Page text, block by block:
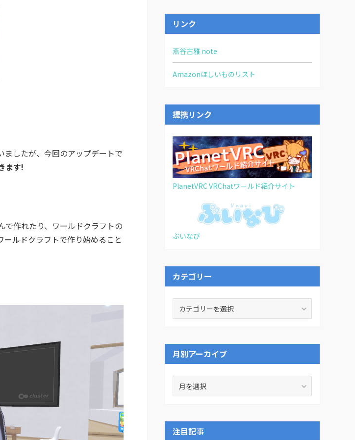
ましたが、今回のアップデートで
ます!
で作れたり、ワールドクラフトの
ルドクラフトで作り始めること
リンク
燕谷古雅 note
Amazonほしいものリスト
提携リンク
PlanetVRC VRChatワールド紹介サイト
ぶいなび
カテゴリー
ー
月別アーカイブ
カ
イ
注目記事